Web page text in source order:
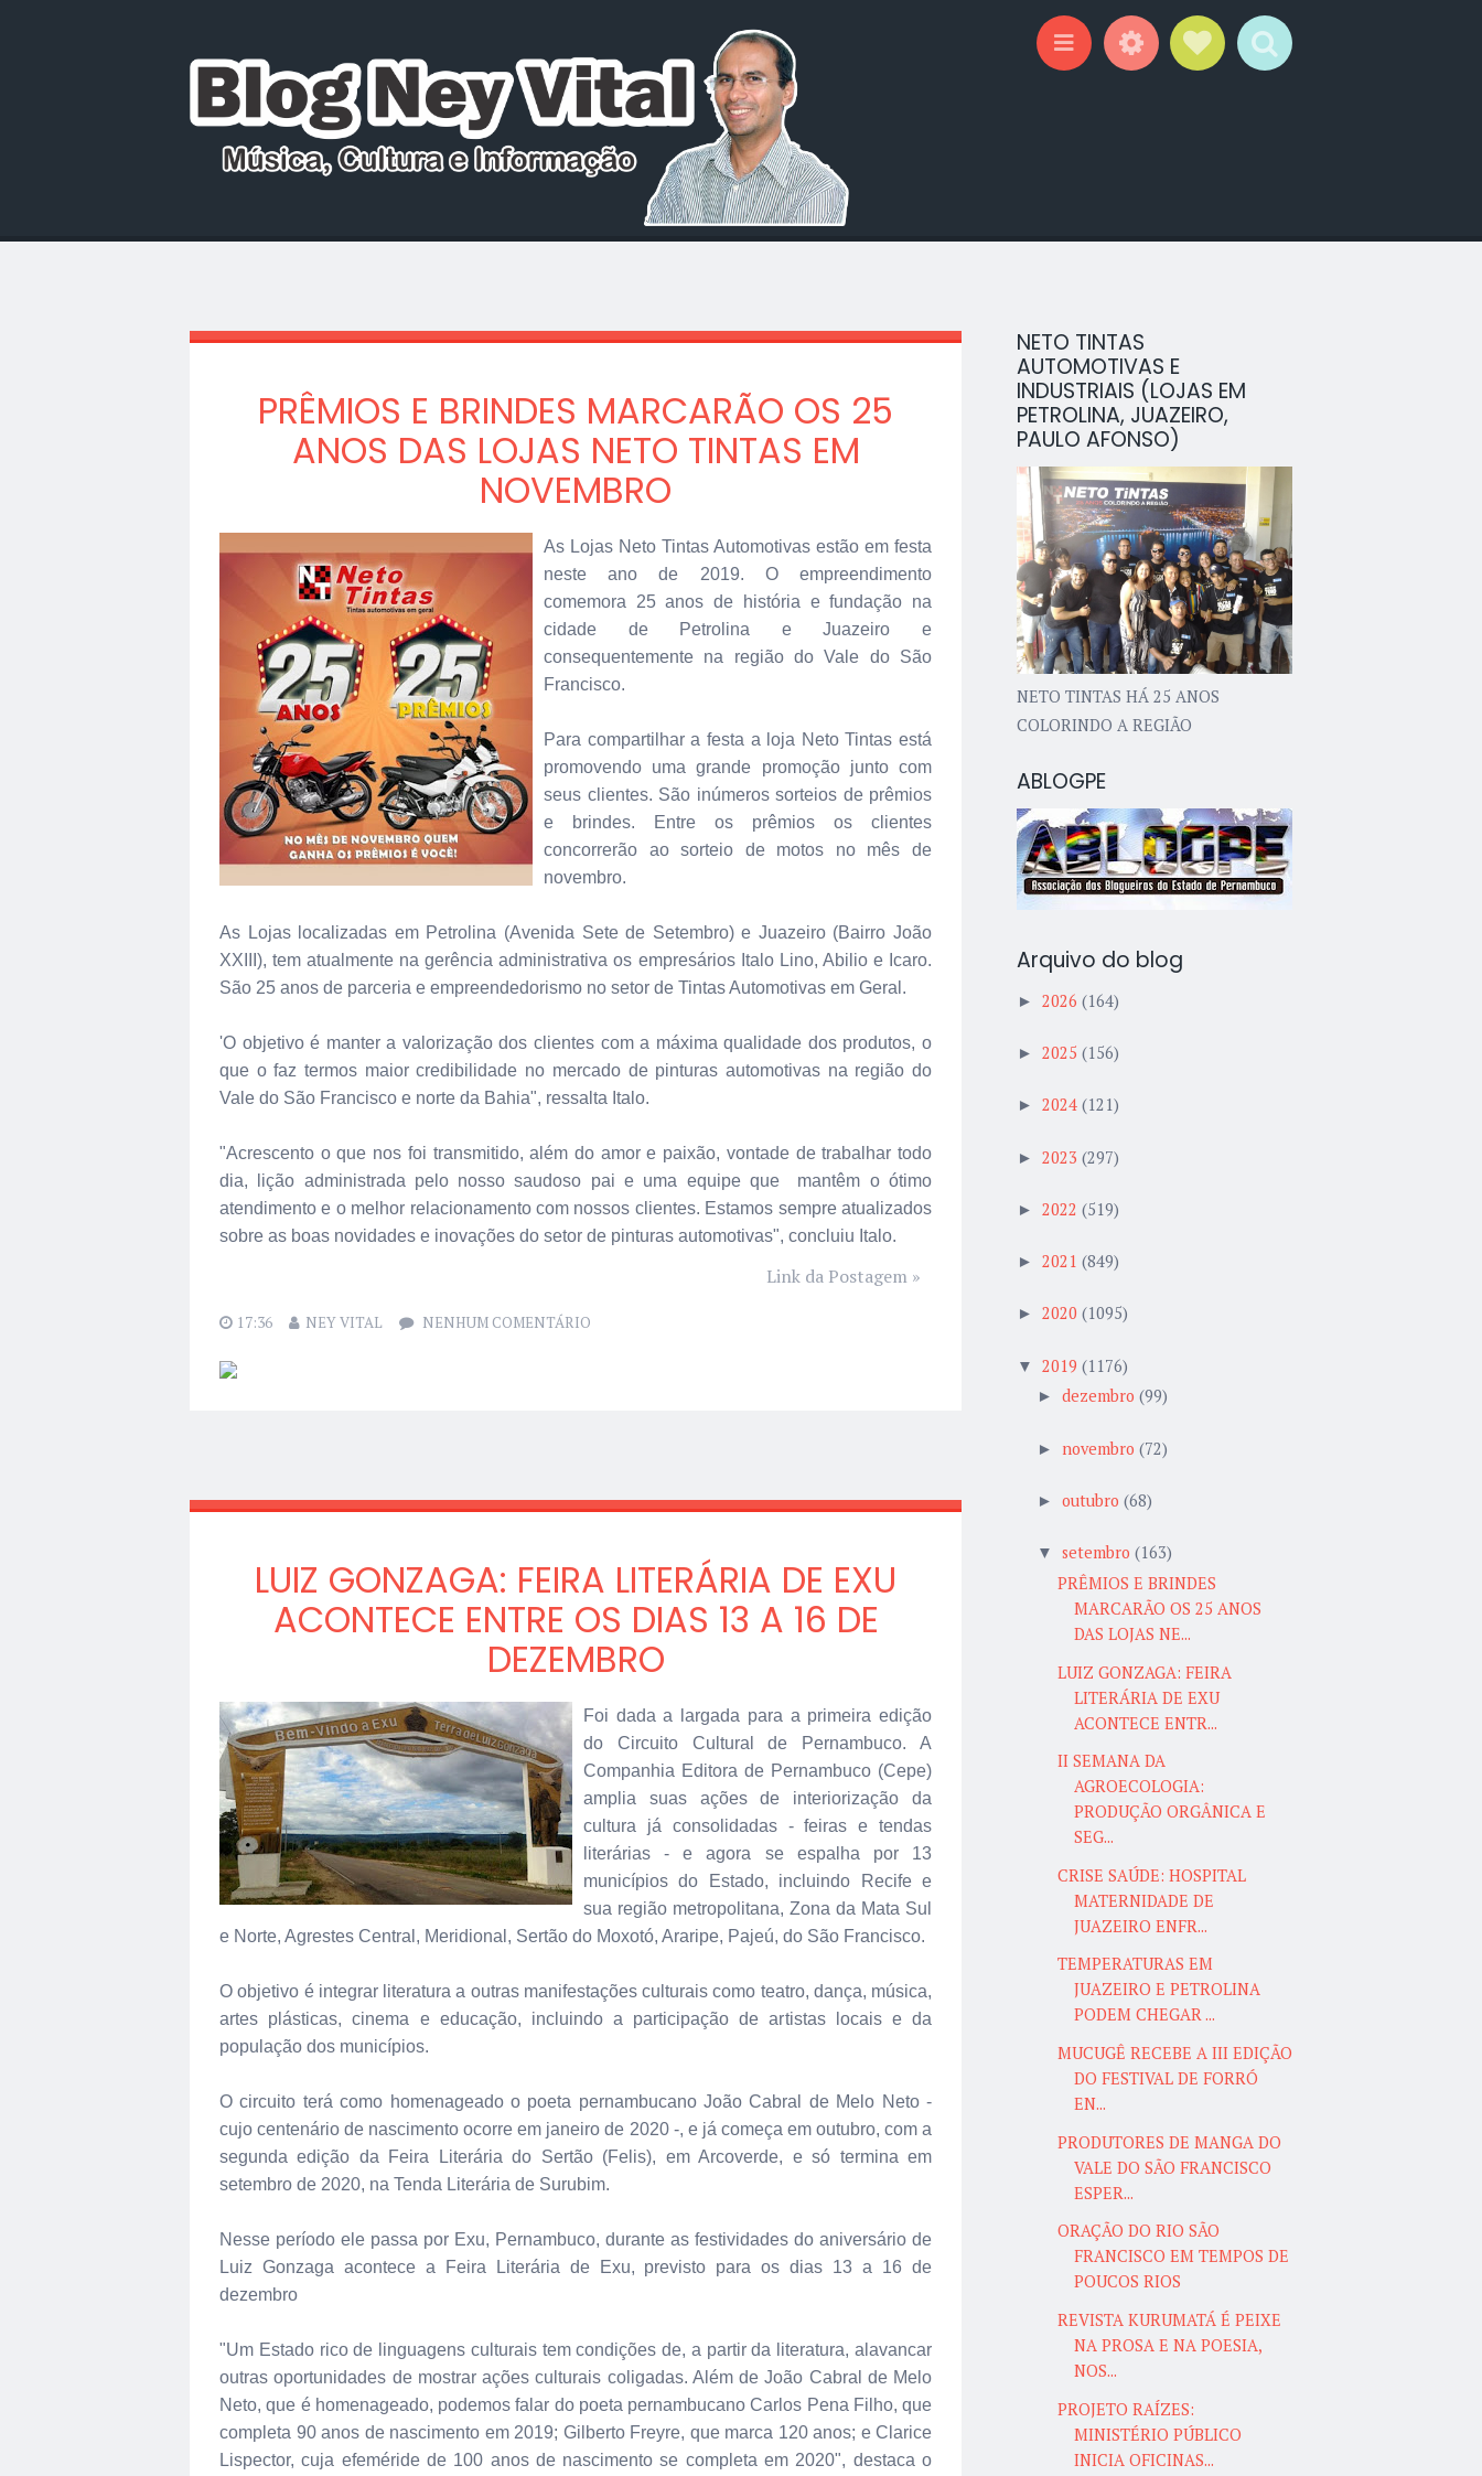
PRÊMIOS E BRINDES MARCARÃO OS 25
ANOS DAS LOJAS NETO TINTAS EM
NOVEMBRO
As Lojas Neto Tintas Automotivas estão em festa
neste ano de 2019. O empreendimento
comemora 25 anos de história e fundação na
cidade de Petrolina e Juazeiro e
consequentemente na região do Vale do São
Francisco.
Para compartilhar a festa a loja Neto Tintas está
promovendo uma grande promoção junto com
seus clientes. São inúmeros sorteios de prêmios
e brindes. Entre os prêmios os clientes
concorrerão ao sorteio de motos no mês de
novembro.
As Lojas localizadas em Petrolina (Avenida Sete de Setembro) e Juazeiro (Bairro João
XXIII), tem atualmente na gerência administrativa os empresários Italo Lino, Abilio e Icaro.
São 25 anos de parceria e empreendedorismo no setor de Tintas Automotivas em Geral.
'O objetivo é manter a valorização dos clientes com a máxima qualidade dos produtos, o
que o faz termos maior credibilidade no mercado de pinturas automotivas na região do
Vale do São Francisco e norte da Bahia", ressalta Italo.
"Acrescento o que nos foi transmitido, além do amor e paixão, vontade de trabalhar todo
dia, lição administrada pelo nosso saudoso pai e uma equipe que mantêm o ótimo
atendimento e o melhor relacionamento com nossos clientes. Estamos sempre atualizados
sobre as boas novidades e inovações do setor de pinturas automotivas", concluiu Italo.
Link da Postagem »
17:36 NEY VITAL NENHUM COMENTÁRIO
LUIZ GONZAGA: FEIRA LITERÁRIA DE EXU
ACONTECE ENTRE OS DIAS 13 A 16 DE
DEZEMBRO
Foi dada a largada para a primeira edição
do Circuito Cultural de Pernambuco. A
Companhia Editora de Pernambuco (Cepe)
amplia suas ações de interiorização da
cultura já consolidadas - feiras e tendas
literárias - e agora se espalha por 13
municípios do Estado, incluindo Recife e
sua região metropolitana, Zona da Mata Sul
e Norte, Agrestes Central, Meridional, Sertão do Moxotó, Araripe, Pajeú, do São Francisco.
O objetivo é integrar literatura a outras manifestações culturais como teatro, dança, música,
artes plásticas, cinema e educação, incluindo a participação de artistas locais e da
população dos municípios.
O circuito terá como homenageado o poeta pernambucano João Cabral de Melo Neto -
cujo centenário de nascimento ocorre em janeiro de 2020 -, e já começa em outubro, com a
segunda edição da Feira Literária do Sertão (Felis), em Arcoverde, e só termina em
setembro de 2020, na Tenda Literária de Surubim.
Nesse período ele passa por Exu, Pernambuco, durante as festividades do aniversário de
Luiz Gonzaga acontece a Feira Literária de Exu, previsto para os dias 13 a 16 de
dezembro
"Um Estado rico de linguagens culturais tem condições de, a partir da literatura, alavancar
outras oportunidades de mostrar ações culturais coligadas. Além de João Cabral de Melo
Neto, que é homenageado, podemos falar do poeta pernambucano Carlos Pena Filho, que
completa 90 anos de nascimento em 2019; Gilberto Freyre, que marca 120 anos; e Clarice
Lispector, cuja efeméride de 100 anos de nascimento se completa em 2020", destaca o
NETO TINTAS
AUTOMOTIVAS E
INDUSTRIAIS (LOJAS EM
PETROLINA, JUAZEIRO,
PAULO AFONSO)
NETO TINTAS HÁ 25 ANOS
COLORINDO A REGIÃO
ABLOGPE
Arquivo do blog
► 2026 (164)
► 2025 (156)
► 2024 (121)
► 2023 (297)
► 2022 (519)
► 2021 (849)
► 2020 (1095)
▼ 2019 (1176)
► dezembro (99)
► novembro (72)
► outubro (68)
▼ setembro (163)
PRÊMIOS E BRINDES
MARCARÃO OS 25 ANOS
DAS LOJAS NE...
LUIZ GONZAGA: FEIRA
LITERÁRIA DE EXU
ACONTECE ENTR...
II SEMANA DA
AGROECOLOGIA:
PRODUÇÃO ORGÂNICA E
SEG...
CRISE SAÚDE: HOSPITAL
MATERNIDADE DE
JUAZEIRO ENFR...
TEMPERATURAS EM
JUAZEIRO E PETROLINA
PODEM CHEGAR ...
MUCUGÊ RECEBE A III EDIÇÃO
DO FESTIVAL DE FORRÓ
EN...
PRODUTORES DE MANGA DO
VALE DO SÃO FRANCISCO
ESPER...
ORAÇÃO DO RIO SÃO
FRANCISCO EM TEMPOS DE
POUCOS RIOS
REVISTA KURUMATÁ É PEIXE
NA PROSA E NA POESIA,
NOS...
PROJETO RAÍZES:
MINISTÉRIO PÚBLICO
INICIA OFICINAS...